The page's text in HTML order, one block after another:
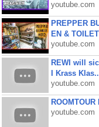
youtube.com
PREPPER
EN &
youtube.com
REWI will
I Krass
youtube.com
youtube.com